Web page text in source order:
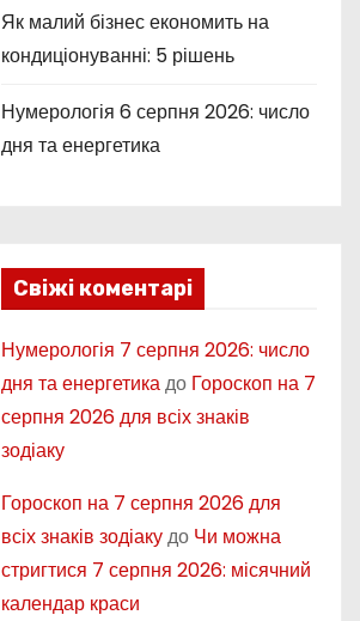
Як малий бізнес економить на
кондиціонуванні: 5 рішень
Нумерологія 6 серпня 2026: число
дня та енергетика
Свіжі коментарі
Нумерологія 7 серпня 2026: число
дня та енергетикадо Гороскоп на 7
серпня 2026 для всіх знаків
зодіаку
Гороскоп на 7 серпня 2026 для
всіх знаків зодіакудо Чи можна
стригтися 7 серпня 2026: місячний
календар краси